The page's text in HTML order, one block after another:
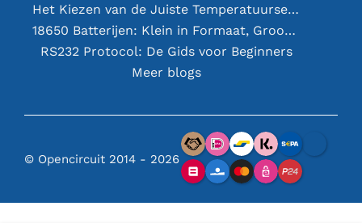
Het Kiezen van de Juiste Temperatuursensor [youtube]
18650 Batterijen: Klein in Formaat, Groot in Prestatie
RS232 Protocol: De Gids voor Beginners
Meer blogs
© Opencircuit 2014 - 2026